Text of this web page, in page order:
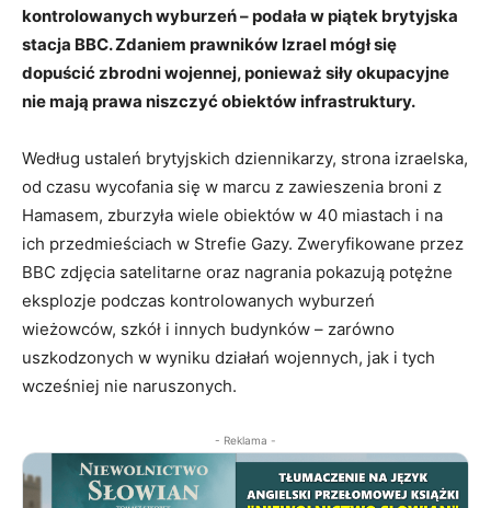
kontrolowanych wyburzeń – podała w piątek brytyjska
stacja BBC. Zdaniem prawników Izrael mógł się
dopuścić zbrodni wojennej, ponieważ siły okupacyjne
nie mają prawa niszczyć obiektów infrastruktury.
Według ustaleń brytyjskich dziennikarzy, strona izraelska,
od czasu wycofania się w marcu z zawieszenia broni z
Hamasem, zburzyła wiele obiektów w 40 miastach i na
ich przedmieściach w Strefie Gazy. Zweryfikowane przez
BBC zdjęcia satelitarne oraz nagrania pokazują potężne
eksplozje podczas kontrolowanych wyburzeń
wieżowców, szkół i innych budynków – zarówno
uszkodzonych w wyniku działań wojennych, jak i tych
wcześniej nie naruszonych.
- Reklama -